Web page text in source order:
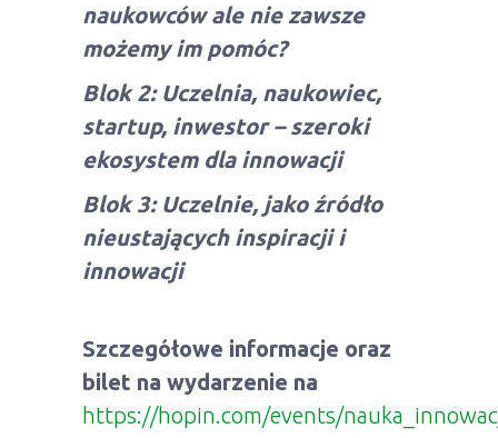
naukowców ale nie zawsze
możemy im pomóc?
Blok 2: Uczelnia, naukowiec,
startup, inwestor – szeroki
ekosystem dla innowacji
Blok 3: Uczelnie, jako źródło
nieustających inspiracji i
innowacji
Szczegółowe informacje oraz
bilet na wydarzenie na
https://hopin.com/events/